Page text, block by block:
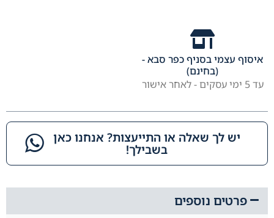
פרטים נוספים
איסוף עצמי בסניף כפר סבא -
(בחינם)
עד 5 ימי עסקים - לאחר אישור
יש לך שאלה או התייעצות? אנחנו כאן
בשבילך!​